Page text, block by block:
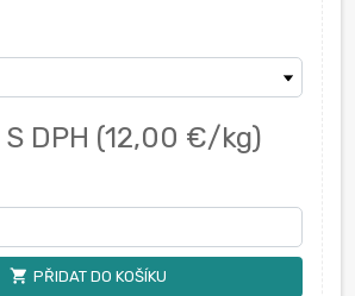
S DPH (12,00 €/kg)
shopping_cart PŘIDAT DO KOŠÍKU